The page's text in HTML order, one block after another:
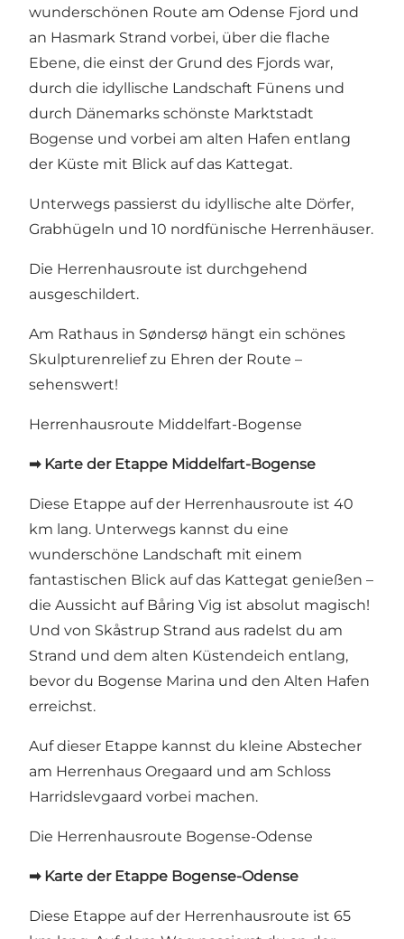
wunderschönen Route am Odense Fjord und
an Hasmark Strand vorbei, über die flache
Ebene, die einst der Grund des Fjords war,
durch die idyllische Landschaft Fünens und
durch Dänemarks schönste Marktstadt
Bogense und vorbei am alten Hafen entlang
der Küste mit Blick auf das Kattegat.
Unterwegs passierst du idyllische alte Dörfer,
Grabhügeln und 10 nordfünische Herrenhäuser.
Die Herrenhausroute ist durchgehend
ausgeschildert.
Am Rathaus in Søndersø hängt ein schönes
Skulpturenrelief zu Ehren der Route –
sehenswert!
Herrenhausroute Middelfart-Bogense
➡ Karte der Etappe Middelfart-Bogense
Diese Etappe auf der Herrenhausroute ist 40
km lang. Unterwegs kannst du eine
wunderschöne Landschaft mit einem
fantastischen Blick auf das Kattegat genießen –
die Aussicht auf Båring Vig ist absolut magisch!
Und von Skåstrup Strand aus radelst du am
Strand und dem alten Küstendeich entlang,
bevor du Bogense Marina und den Alten Hafen
erreichst.
Auf dieser Etappe kannst du kleine Abstecher
am Herrenhaus Oregaard und am Schloss
Harridslevgaard vorbei machen.
Die Herrenhausroute Bogense-Odense
➡ Karte der Etappe Bogense-Odense
Diese Etappe auf der Herrenhausroute ist 65